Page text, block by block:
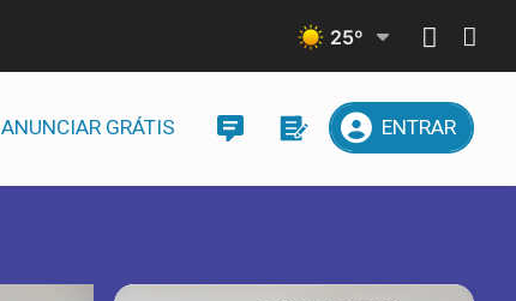
25º
ANUNCIAR GRÁTIS ENTRAR